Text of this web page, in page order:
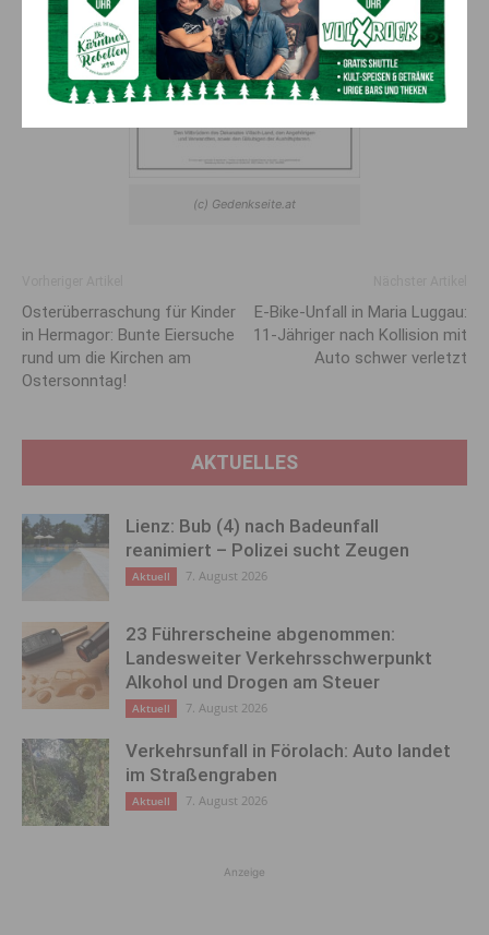
(c) Gedenkseite.at
Osterüberraschung für Kinder
in Hermagor: Bunte Eiersuche
rund um die Kirchen am
Ostersonntag!
E-Bike-Unfall in Maria Luggau:
11-Jähriger nach Kollision mit
Auto schwer verletzt
AKTUELLES
Lienz: Bub (4) nach Badeunfall
reanimiert – Polizei sucht Zeugen
Aktuell 7. August 2026
23 Führerscheine abgenommen:
Landesweiter Verkehrsschwerpunkt
Alkohol und Drogen am Steuer
Aktuell 7. August 2026
Verkehrsunfall in Förolach: Auto landet
im Straßengraben
Aktuell 7. August 2026
Anzeige